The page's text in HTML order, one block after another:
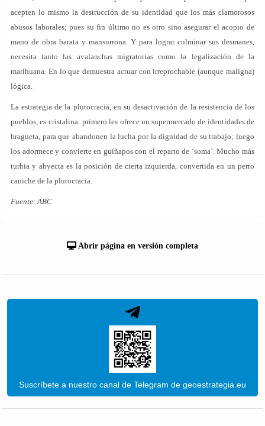
acepten lo mismo la destrucción de su identidad que los más clamorosos
abusos laborales; pues su fin último no es otro sino asegurar el acopio de
mano de obra barata y mansurrona. Y para lograr culminar sus desmanes,
necesita tanto las avalanchas migratorias como la legalización de la
marihuana. En lo que demuestra actuar con irreprochable (aunque maligna)
lógica.
La estrategia de la plutocracia, en su desactivación de la resistencia de los
pueblos, es cristalina: primero les ofrece un supermercado de identidades de
bragueta, para que abandonen la lucha por la dignidad de su trabajo; luego
los adormece y convierte en guiñapos con el reparto de ‘soma’. Mucho más
turbia y abyecta es la posición de cierta izquierda, convertida en un perro
caniche de la plutocracia.
Fuente: ABC
Abrir página en versión completa
Suscríbete a nuestro canal de Telegram de geoestrategia.eu